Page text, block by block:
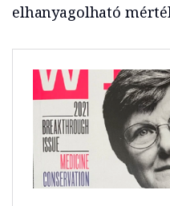
elhanyagolható